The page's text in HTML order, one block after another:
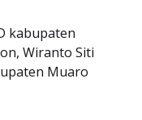
kabupaten
Wiranto Siti
Muaro